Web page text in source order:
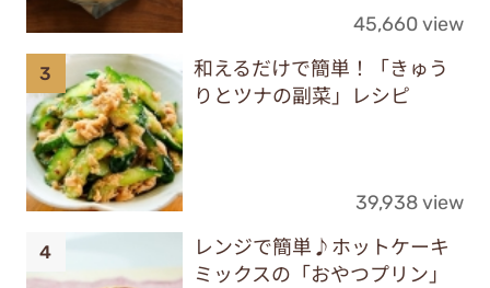
45,660 view
和えるだけで簡単！「きゅう
りとツナの副菜」レシピ
39,938 view
レンジで簡単♪ホットケーキ
ミックスの「おやつプリン」